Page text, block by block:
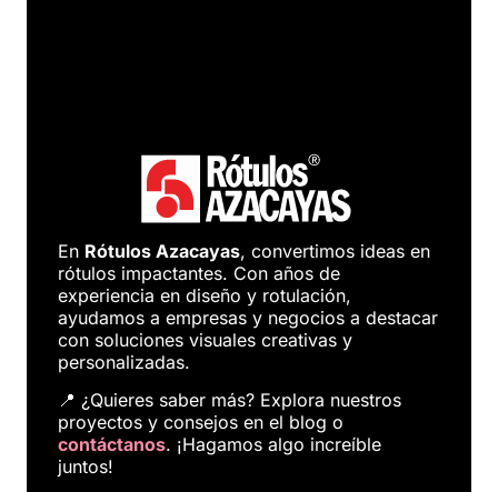
En Rótulos Azacayas, convertimos ideas en
rótulos impactantes. Con años de
experiencia en diseño y rotulación,
ayudamos a empresas y negocios a destacar
con soluciones visuales creativas y
personalizadas.
📍 ¿Quieres saber más? Explora nuestros
proyectos y consejos en el blog o
contáctanos. ¡Hagamos algo increíble
juntos!